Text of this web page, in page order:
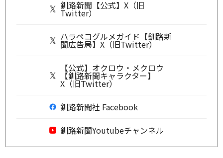
釧路新聞【公式】X（旧
Twitter）
ハラペコグルメガイド【釧路新
聞広告局】X（旧Twitter）
【公式】オクロウ・メクロウ
【釧路新聞キャラクター】
X（旧Twitter）
釧路新聞社 Facebook
釧路新聞Youtubeチャンネル